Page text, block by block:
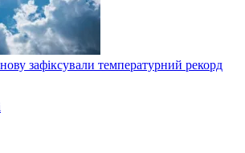
зафіксували температурний рекорд